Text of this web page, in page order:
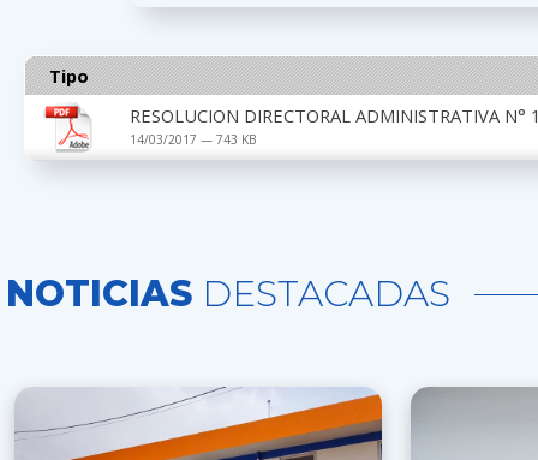
Tipo
RESOLUCION DIRECTORAL ADMINISTRATIVA N°
14/03/2017 — 743 KB
NOTICIAS DESTACADAS